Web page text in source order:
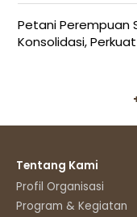
Petani Perempuan
Konsolidasi,
Tentang Kami
Profil Organisasi
Program & Kegiatan